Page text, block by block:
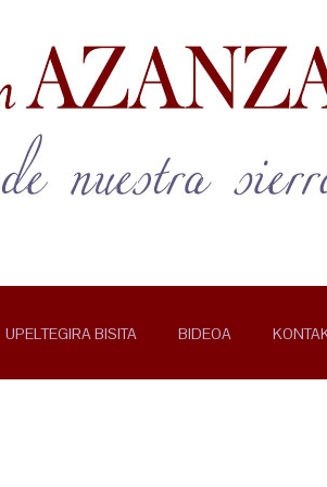
UPELTEGIRA BISITA BIDEOA